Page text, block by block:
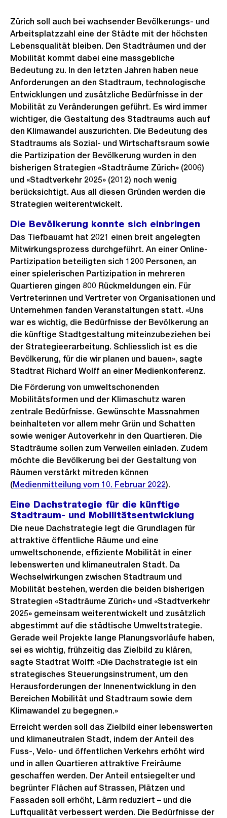
Zürich soll auch bei wachsender Bevölkerungs- und
Arbeitsplatzzahl eine der Städte mit der höchsten
Lebensqualität bleiben. Den Stadträumen und der
Mobilität kommt dabei eine massgebliche
Bedeutung zu. In den letzten Jahren haben neue
Anforderungen an den Stadtraum, technologische
Entwicklungen und zusätzliche Bedürfnisse in der
Mobilität zu Veränderungen geführt. Es wird immer
wichtiger, die Gestaltung des Stadtraums auch auf
den Klimawandel auszurichten. Die Bedeutung des
Stadtraums als Sozial- und Wirtschaftsraum sowie
die Partizipation der Bevölkerung wurden in den
bisherigen Strategien «Stadträume Zürich» (2006)
und «Stadtverkehr 2025» (2012) noch wenig
berücksichtigt. Aus all diesen Gründen werden die
Strategien weiterentwickelt.
Die Bevölkerung konnte sich einbringen
Das Tiefbauamt hat 2021 einen breit angelegten
Mitwirkungsprozess durchgeführt. An einer Online-
Partizipation beteiligten sich 1200 Personen, an
einer spielerischen Partizipation in mehreren
Quartieren gingen 800 Rückmeldungen ein. Für
Vertreterinnen und Vertreter von Organisationen und
Unternehmen fanden Veranstaltungen statt. «Uns
war es wichtig, die Bedürfnisse der Bevölkerung an
die künftige Stadtgestaltung miteinzubeziehen bei
der Strategieerarbeitung. Schliesslich ist es die
Bevölkerung, für die wir planen und bauen», sagte
Stadtrat Richard Wolff an einer Medienkonferenz.
Die Förderung von umweltschonenden
Mobilitätsformen und der Klimaschutz waren
zentrale Bedürfnisse. Gewünschte Massnahmen
beinhalteten vor allem mehr Grün und Schatten
sowie weniger Autoverkehr in den Quartieren. Die
Stadträume sollen zum Verweilen einladen. Zudem
möchte die Bevölkerung bei der Gestaltung von
Räumen verstärkt mitreden können
(Medienmitteilung vom 10. Februar 2022).
Eine Dachstrategie für die künftige
Stadtraum- und Mobilitätsentwicklung
Die neue Dachstrategie legt die Grundlagen für
attraktive öffentliche Räume und eine
umweltschonende, effiziente Mobilität in einer
lebenswerten und klimaneutralen Stadt. Da
Wechselwirkungen zwischen Stadtraum und
Mobilität bestehen, werden die beiden bisherigen
Strategien «Stadträume Zürich» und «Stadtverkehr
2025» gemeinsam weiterentwickelt und zusätzlich
abgestimmt auf die städtische Umweltstrategie.
Gerade weil Projekte lange Planungsvorläufe haben,
sei es wichtig, frühzeitig das Zielbild zu klären,
sagte Stadtrat Wolff: «Die Dachstrategie ist ein
strategisches Steuerungsinstrument, um den
Herausforderungen der Innenentwicklung in den
Bereichen Mobilität und Stadtraum sowie dem
Klimawandel zu begegnen.»
Erreicht werden soll das Zielbild einer lebenswerten
und klimaneutralen Stadt, indem der Anteil des
Fuss-, Velo- und öffentlichen Verkehrs erhöht wird
und in allen Quartieren attraktive Freiräume
geschaffen werden. Der Anteil entsiegelter und
begrünter Flächen auf Strassen, Plätzen und
Fassaden soll erhöht, Lärm reduziert – und die
Luftqualität verbessert werden. Die Bedürfnisse der